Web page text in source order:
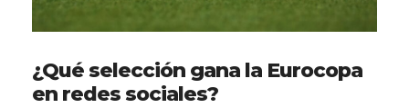
¿Qué selección gana la Eurocopa
en redes sociales?